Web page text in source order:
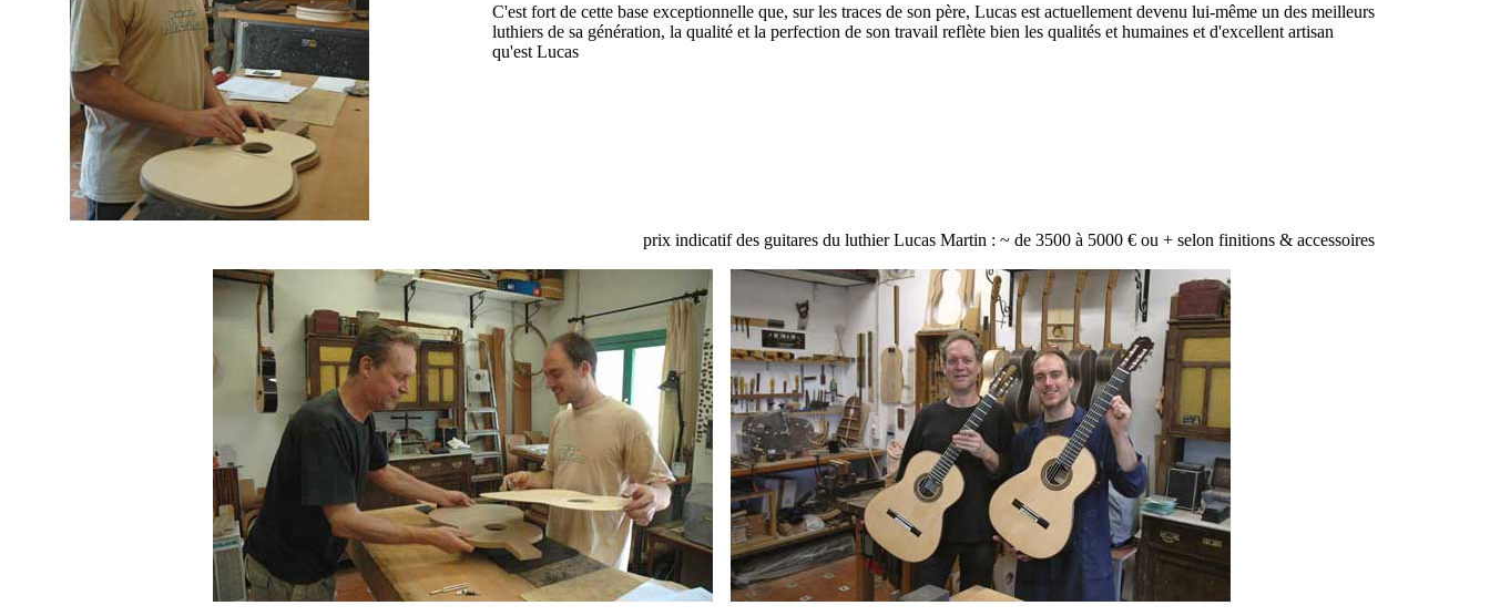
C'est fort de cette base exceptionnelle que, sur les traces de son père, Lucas est actuellement devenu lui-même un des meilleurs
luthiers de sa génération, la qualité et la perfection de son travail reflète bien les qualités et humaines et d'excellent artisan
qu'est Lucas
prix indicatif des guitares du luthier Lucas Martin : ~ de 3500 à 5000 € ou + selon finitions & accessoires